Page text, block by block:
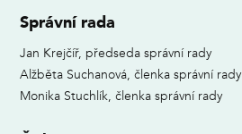
Správní rada
Jan Krejčíř, předseda správní rady
Alžběta Suchanová, členka správní rady
Monika Stuchlík, členka správní rady